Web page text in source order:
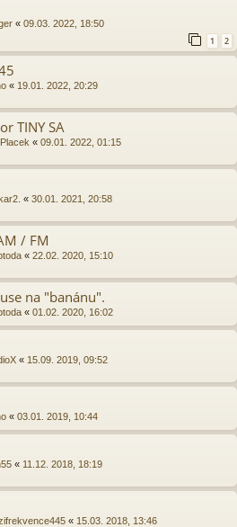
« 09.03. 2022, 18:50
1 2
« 19.01. 2022, 20:29
TINY SA
« 09.01. 2022, 01:15
« 30.01. 2021, 20:58
/ FM
« 22.02. 2020, 15:10
na "banánu".
« 01.02. 2020, 16:02
« 15.09. 2019, 09:52
« 03.01. 2019, 10:44
« 11.12. 2018, 18:19
« 15.03. 2018, 13:46